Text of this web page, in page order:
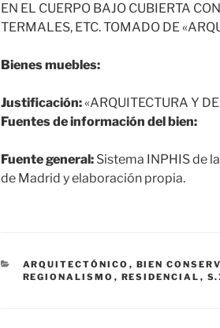
EN EL CUERPO BAJO CUBIERTA
TERMALES, ETC. TOMADO DE
Bienes muebles:
Justificación:«ARQUITECTURA Y
Fuentes de información del bien:
Fuente general: Sistema INPHIS de
de Madrid y elaboración propia.
CATEGORÍAS
ARQUITECTÓNICO , BIEN
REGIONALISMO , RESIDENCIAL ,